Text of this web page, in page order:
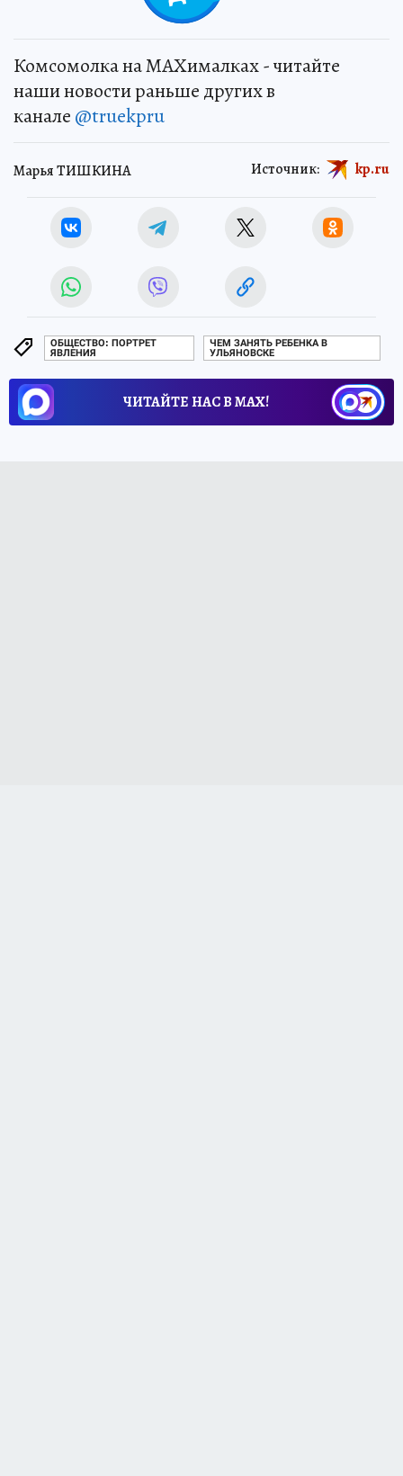
Комсомолка на MAXималках - читайте
наши новости раньше других в
канале @truekpru
Марья ТИШКИНА Источник: kp.ru
ОБЩЕСТВО: ПОРТРЕТ
ЯВЛЕНИЯ
ЧЕМ ЗАНЯТЬ РЕБЕНКА В
УЛЬЯНОВСКЕ
ЧИТАЙТЕ НАС В МАХ!